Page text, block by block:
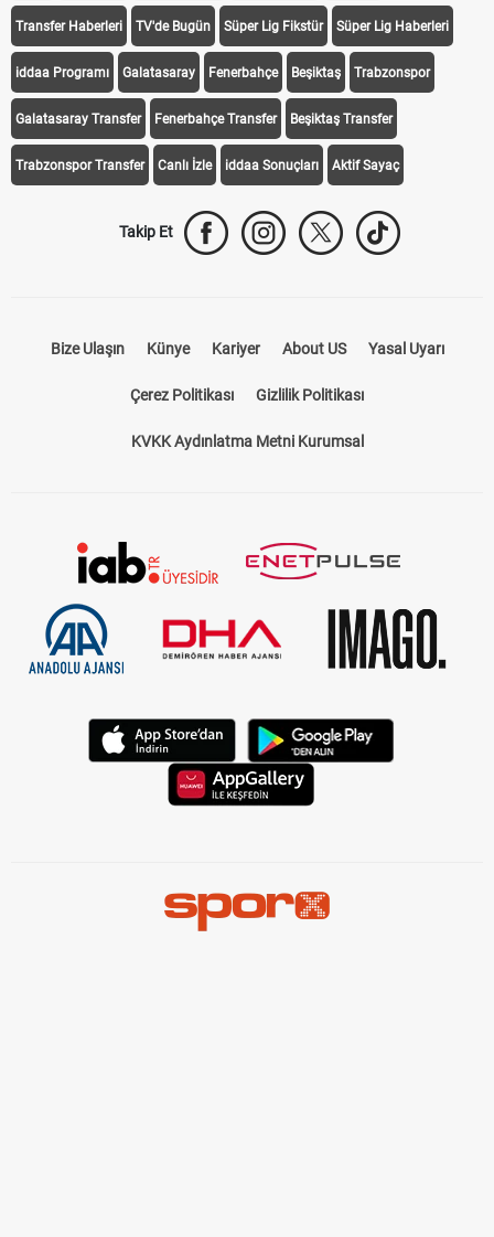
Transfer Haberleri TV'de Bugün Süper Lig Fikstür Süper Lig Haberleri
iddaa Programı Galatasaray Fenerbahçe Beşiktaş Trabzonspor
Galatasaray Transfer Fenerbahçe Transfer Beşiktaş Transfer
Trabzonspor Transfer Canlı İzle iddaa Sonuçları Aktif Sayaç
Takip Et
Bize Ulaşın Künye Kariyer About US Yasal Uyarı
Çerez Politikası Gizlilik Politikası
KVKK Aydınlatma Metni Kurumsal